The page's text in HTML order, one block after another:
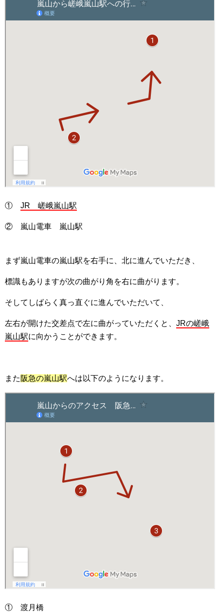
① JR 嵯峨嵐山駅
② 嵐山電車 嵐山駅
まず嵐山電車の嵐山駅を右手に、北に進んでいただき、
標識もありますが次の曲がり角を右に曲がります。
そしてしばらく真っ直ぐに進んでいただいて、
左右が開けた交差点で左に曲がっていただくと、 JRの嵯峨
嵐山駅に向かうことができます。
また 阪急の嵐山駅へは以下のようになります。
① 渡月橋